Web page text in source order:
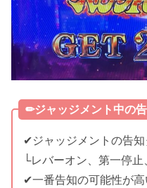
✏︎ジャッジメント中の
✔︎ジャッジメントの告
└レバーオン、第一停
✔︎一番告知の可能性が